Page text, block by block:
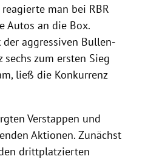
man bei RBR
Autos an die Box.
der aggressiven Bullen-
zum ersten Sieg
ließ die Konkurrenz
Verstappen und
Aktionen. Zunächst
drittplatzierten